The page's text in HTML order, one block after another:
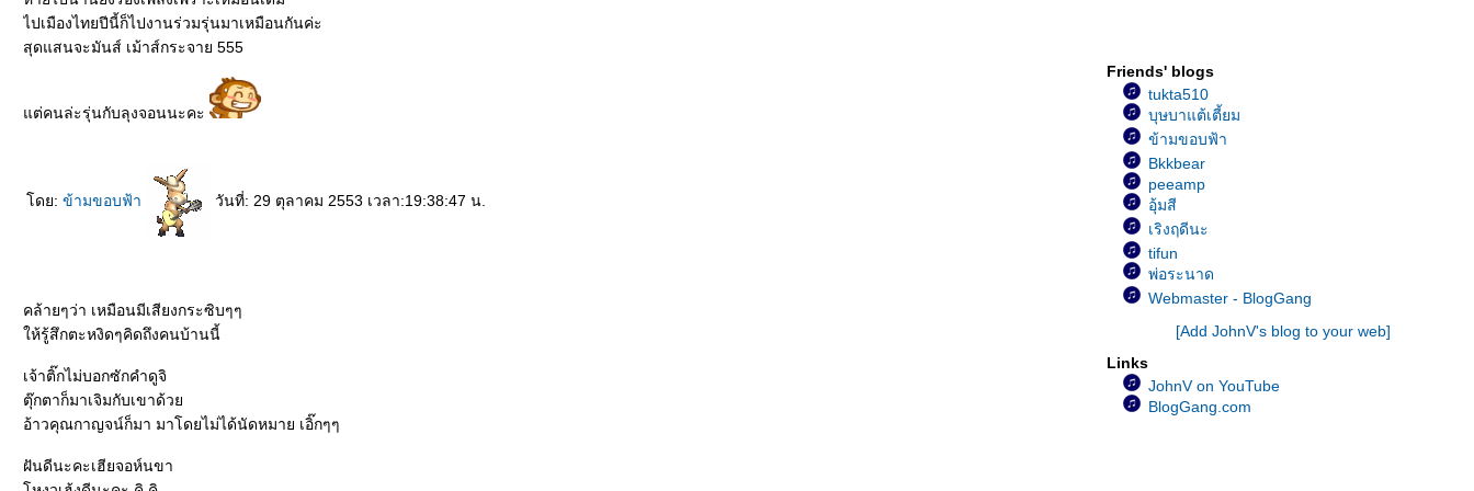
ไปเมืองไทยปีนี้ก็ไปงานร่วมรุ่นมาเหมือนกันค่ะ
สุดแสนจะมันส์ เม้าส์กระจาย 555
ต่คนล่ะรุ่นกับลุงจอนนะคะ
ดย: ข้ามขอบฟ้า วันที่: 29 ตุลาคม 2553 เวลา:19:38:47 น.
คล้ายๆว่า เหมือนมีเสียงกระซิบๆๆ
ห้รู้สึกตะหงิดๆคิดถึงคนบ้านนี้
เจ้าติ๊กไม่บอกซักคำดูจิ
ตุ๊กตาก็มาเจิมกับเขาด้ว
อ้าวคุณกาญจน์ก็มา มาโดยไม่ได้นัดหมาย เอิ๊กๆๆ
ฝันดีนะคะเฮียจอห์นขา
JohnV ร้องเพลง...ขอใครสักคน
JohnV ร้องเพลง...ว้าเหว่
JohnV ร้องเพลง...ไม่ลืม
JohnV ร้องเพลง...หัวใจเธอมีหรือเปล่า
JohnV ร้องเพลง...กับลมกับฟ้า
JohnV ร้องเพลง...นก
JohnV ร้องเพลง...สายธาร
JohnV ร้องเพลง...เมื่อใจฉันมีเธอ
JohnV ร้องเพลง...รักข้ามขอบฟ้า
JohnV ร้องเพลง...เพียงชายคนนี้ไม่ใช่ผู้วิเศษ
JohnV ร้องเพลง...ไหนว่าจะจำ
Friends' blogs
tukta510
บุษบาแต้เตี้ยม
ข้ามขอบฟ้า
Bkkbear
peeamp
อุ้มสี
เริงฤดีนะ
tifun
พ่อระนาด
Webmaster - BlogGang
[Add JohnV's blog to your web]
Links
JohnV on YouTube
BlogGang.com